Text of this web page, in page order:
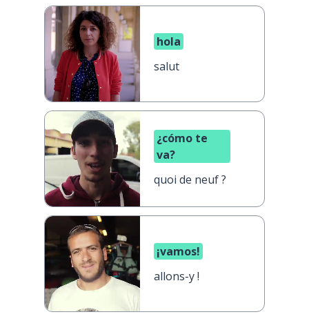
hola
salut
¿cómo te
va?
quoi de neuf ?
¡vamos!
allons-y !